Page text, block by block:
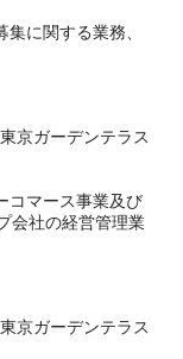
に関する業務、
京ガーデンテラス
コマース事業及び
会社の経営管理業
京ガーデンテラス